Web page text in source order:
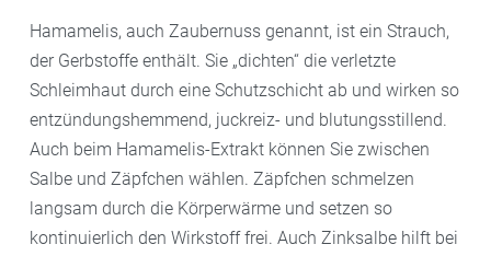
Hamamelis, auch Zaubernuss genannt, ist ein Strauch,
der Gerbstoffe enthält. Sie „dichten“ die verletzte
Schleimhaut durch eine Schutzschicht ab und wirken so
entzündungshemmend, juckreiz- und blutungsstillend.
Auch beim Hamamelis-Extrakt können Sie zwischen
Salbe und Zäpfchen wählen. Zäpfchen schmelzen
langsam durch die Körperwärme und setzen so
kontinuierlich den Wirkstoff frei. Auch Zinksalbe hilft bei